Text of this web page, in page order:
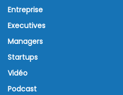
Entreprise
Executives
Managers
Startups
Vidéo
Podcast